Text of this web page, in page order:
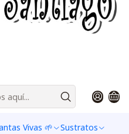
Vivas 🌱 Sustratos